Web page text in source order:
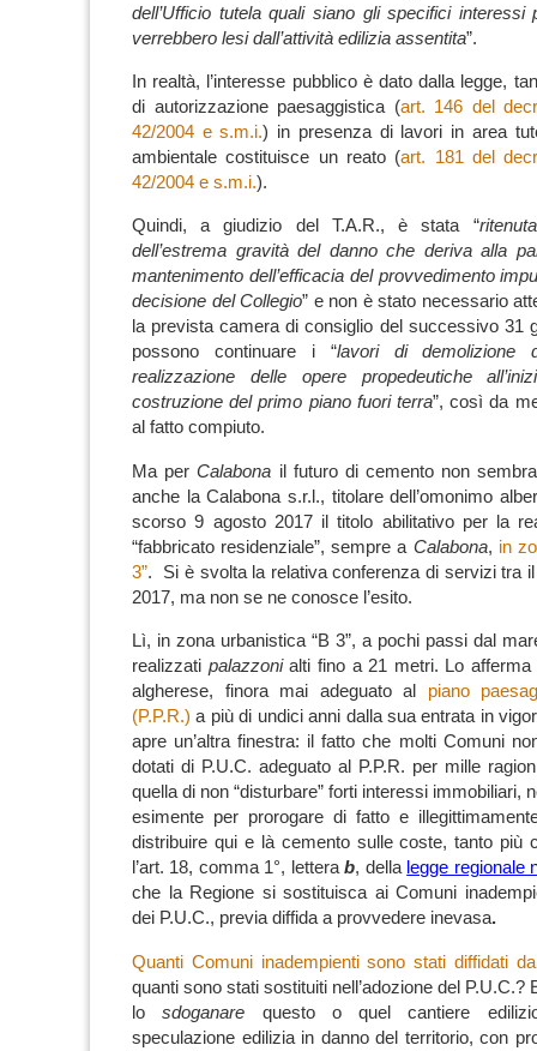
dell’Ufficio tutela quali siano gli specifici interessi
verrebbero lesi dall’attività edilizia assentita”.
In realtà, l’interesse pubblico è dato dalla legge,
di autorizzazione paesaggistica (art. 146 del
42/2004 e s.m.i.) in presenza di lavori in area
ambientale costituisce un reato (art. 181 del
42/2004 e s.m.i.).
Quindi, a giudizio del T.A.R., è stata “
dell’estrema gravità del danno che deriva alla
mantenimento dell’efficacia del provvedimento
decisione del Collegio” e non è stato necessario
la prevista camera di consiglio del successivo 31
possono continuare i “lavori di demolizione
realizzazione delle opere propedeutiche
costruzione del primo piano fuori terra”, così da
al fatto compiuto.
Ma perCalabona il futuro di cemento non
anche la Calabona s.r.l., titolare dell’omonimo
scorso 9 agosto 2017 il titolo abilitativo per la
“fabbricato residenziale”, sempre a Calabona, in
3”. Si è svolta la relativa conferenza di servizi tra
2017, ma non se ne conosce l’esito.
Lì, in zona urbanistica “B 3”, a pochi passi dal
realizzati palazzonialti fino a 21 metri. Lo
algherese, finora mai adeguato al piano
(P.P.R.) a più di undici anni dalla sua entrata in
apre un’altra finestra: il fatto che molti Comuni
dotati di P.U.C. adeguato al P.P.R. per mille
quella di non “disturbare” forti interessi immobiliari,
esimente per prorogare di fatto e
distribuire qui e là cemento sulle coste, tanto più
l’art. 18, comma 1°, letterab, della legge regionale
che la Regione si sostituisca ai Comuni
dei P.U.C., previa diffida a provvedere inevasa.
Quanti Comuni inadempienti sono stati diffidati
quanti sono stati sostituiti nell’adozione del P.U.C.?
losdoganare questo o quel cantiere
speculazione edilizia in danno del territorio, con